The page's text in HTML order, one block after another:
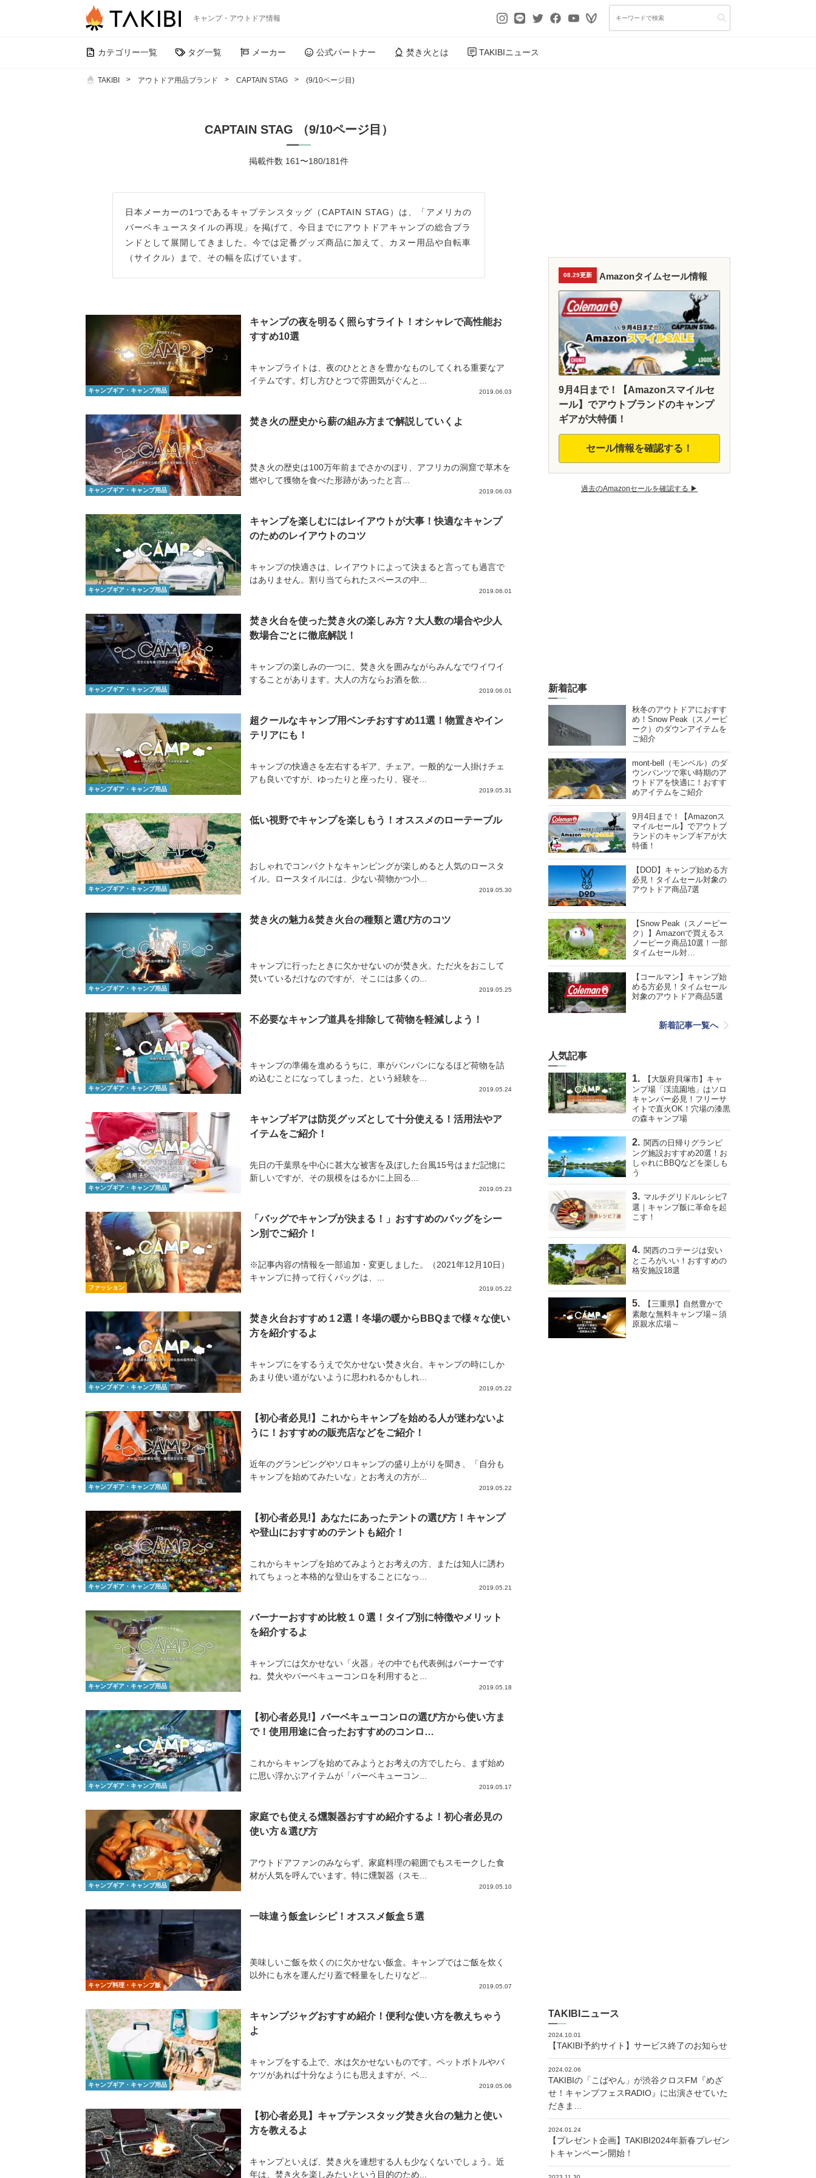
キャンプ・アウトドア情報
カテゴリー一覧 タグ一覧 メーカー 公式パートナー 焚き火とは TAKIBIニュース
TAKIBI アウトドア用品ブランド CAPTAIN STAG (9/10ページ目)
CAPTAIN STAG （9/10ページ目）
掲載件数 161〜180/181件
日本メーカーの1つであるキャプテンスタッグ（CAPTAIN STAG）は、「アメリカの
バーベキュースタイルの再現」を掲げて、今日までにアウトドアキャンプの総合ブラ
ンドとして展開してきました。今では定番グッズ商品に加えて、カヌー用品や自転車
（サイクル）まで、その幅を広げています。
キャンプギア・キャンプ用品
キャンプの夜を明るく照らすライト！オシャレで高性能お
すすめ10選
キャンプライトは、夜のひとときを豊かなものしてくれる重要なア
イテムです。灯し方ひとつで雰囲気がぐんと...
2019.06.03
キャンプギア・キャンプ用品
焚き火の歴史から薪の組み方まで解説していくよ
焚き火の歴史は100万年前までさかのぼり、アフリカの洞窟で草木を
燃やして獲物を食べた形跡があったと言...
2019.06.03
キャンプギア・キャンプ用品
キャンプを楽しむにはレイアウトが大事！快適なキャンプ
のためのレイアウトのコツ
キャンプの快適さは、レイアウトによって決まると言っても過言で
はありません。割り当てられたスペースの中...
2019.06.01
キャンプギア・キャンプ用品
焚き火台を使った焚き火の楽しみ方？大人数の場合や少人
数場合ごとに徹底解説！
キャンプの楽しみの一つに、焚き火を囲みながらみんなでワイワイ
することがあります。大人の方ならお酒を飲...
2019.06.01
キャンプギア・キャンプ用品
超クールなキャンプ用ベンチおすすめ11選！物置きやイン
テリアにも！
キャンプの快適さを左右するギア、チェア。一般的な一人掛けチェ
アも良いですが、ゆったりと座ったり、寝そ...
2019.05.31
キャンプギア・キャンプ用品
低い視野でキャンプを楽しもう！オススメのローテーブル
おしゃれでコンパクトなキャンピングが楽しめると人気のロースタ
イル。ロースタイルには、少ない荷物かつ小...
2019.05.30
キャンプギア・キャンプ用品
焚き火の魅力&焚き火台の種類と選び方のコツ
キャンプに行ったときに欠かせないのが焚き火。ただ火をおこして
焚いているだけなのですが、そこには多くの...
2019.05.25
キャンプギア・キャンプ用品
不必要なキャンプ道具を排除して荷物を軽減しよう！
キャンプの準備を進めるうちに、車がパンパンになるほど荷物を詰
め込むことになってしまった、という経験を...
2019.05.24
キャンプギア・キャンプ用品
キャンプギアは防災グッズとして十分使える！活用法やア
イテムをご紹介！
先日の千葉県を中心に甚大な被害を及ぼした台風15号はまだ記憶に
新しいですが、その規模をはるかに上回る...
2019.05.23
ファッション
「バッグでキャンプが決まる！」おすすめのバッグをシー
ン別でご紹介！
※記事内容の情報を一部追加・変更しました。（2021年12月10日）
キャンプに持って行くバッグは、...
2019.05.22
キャンプギア・キャンプ用品
焚き火台おすすめ１2選！冬場の暖からBBQまで様々な使い
方を紹介するよ
キャンプにをするうえで欠かせない焚き火台。キャンプの時にしか
あまり使い道がないように思われるかもしれ...
2019.05.22
キャンプギア・キャンプ用品
【初心者必見!】これからキャンプを始める人が迷わないよ
うに！おすすめの販売店などをご紹介！
近年のグランピングやソロキャンプの盛り上がりを聞き、「自分も
キャンプを始めてみたいな」とお考えの方が...
2019.05.22
キャンプギア・キャンプ用品
【初心者必見!】あなたにあったテントの選び方！キャンプ
や登山におすすめのテントも紹介！
これからキャンプを始めてみようとお考えの方、または知人に誘わ
れてちょっと本格的な登山をすることになっ...
2019.05.21
キャンプギア・キャンプ用品
バーナーおすすめ比較１０選！タイプ別に特徴やメリット
を紹介するよ
キャンプには欠かせない「火器」その中でも代表例はバーナーです
ね。焚火やバーベキューコンロを利用すると...
2019.05.18
キャンプギア・キャンプ用品
【初心者必見!】バーベキューコンロの選び方から使い方ま
で！使用用途に合ったおすすめのコンロ…
これからキャンプを始めてみようとお考えの方でしたら、まず始め
に思い浮かぶアイテムが「バーベキューコン...
2019.05.17
キャンプギア・キャンプ用品
家庭でも使える燻製器おすすめ紹介するよ！初心者必見の
使い方＆選び方
アウトドアファンのみならず、家庭料理の範囲でもスモークした食
材が人気を呼んでいます。特に燻製器（スモ...
2019.05.10
キャンプ料理・キャンプ飯
一味違う飯盒レシピ！オススメ飯盒５選
美味しいご飯を炊くのに欠かせない飯盒。キャンプではご飯を炊く
以外にも水を運んだり蓋で軽量をしたりなど...
2019.05.07
キャンプギア・キャンプ用品
キャンプジャグおすすめ紹介！便利な使い方を教えちゃう
よ
キャンプをする上で、水は欠かせないものです。ペットボトルやバ
ケツがあれば十分なようにも思えますが、ベ...
2019.05.06
【初心者必見】キャプテンスタッグ焚き火台の魅力と使い
方を教えるよ
キャンプといえば、焚き火を連想する人も少なくないでしょう。近
年は、焚き火を楽しみたいという目的のため...
08.29更新 Amazonタイムセール情報
9月4日まで！【Amazonスマイルセ
ール】でアウトブランドのキャンプ
ギアが大特価！
セール情報を確認する！
過去のAmazonセールを確認する ▶︎
新着記事
秋冬のアウトドアにおすす
め！Snow Peak（スノーピ
ーク）のダウンアイテムを
ご紹介
mont-bell（モンベル）のダ
ウンパンツで寒い時期のア
ウトドアを快適に！おすす
めアイテムをご紹介
9月4日まで！【Amazonス
マイルセール】でアウトブ
ランドのキャンプギアが大
特価！
【DOD】キャンプ始める方
必見！タイムセール対象の
アウトドア商品7選
【Snow Peak（スノーピー
ク）】Amazonで買えるス
ノーピーク商品10選！一部
タイムセール対…
【コールマン】キャンプ始
める方必見！タイムセール
対象のアウトドア商品5選
新着記事一覧へ
人気記事
【大阪府貝塚市】キャ
ンプ場「渓流園地」はソロ
キャンパー必見！フリーサ
イトで直火OK！穴場の漆黒
の森キャンプ場
関西の日帰りグランピ
ング施設おすすめ20選！お
しゃれにBBQなどを楽しも
う
マルチグリドルレシピ7
選｜キャンプ飯に革命を起
こす！
関西のコテージは安い
ところがいい！おすすめの
格安施設18選
【三重県】自然豊かで
素敵な無料キャンプ場～須
原親水広場～
TAKIBIニュース
2024.10.01
【TAKIBI予約サイト】サービス終了のお知らせ
2024.02.06
TAKIBIの「こばやん」が渋谷クロスFM『めざ
せ！キャンプフェスRADIO』に出演させていた
だきま…
2024.01.24
【プレゼント企画】TAKIBI2024年新春プレゼン
トキャンペーン開始！